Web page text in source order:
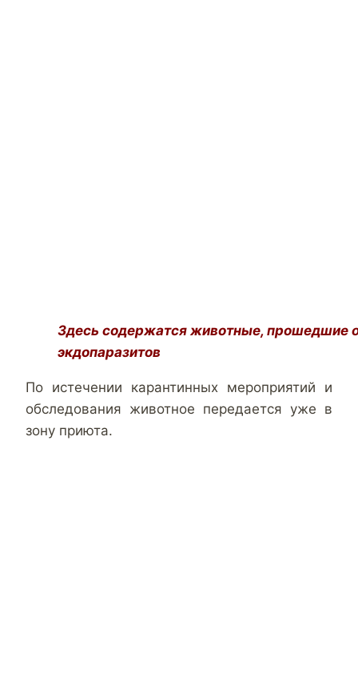
Здесь содержатся животные, прошедшие
экдопаразитов
По истечении карантинных мероприятий и
обследования животное передается уже в
зону приюта.